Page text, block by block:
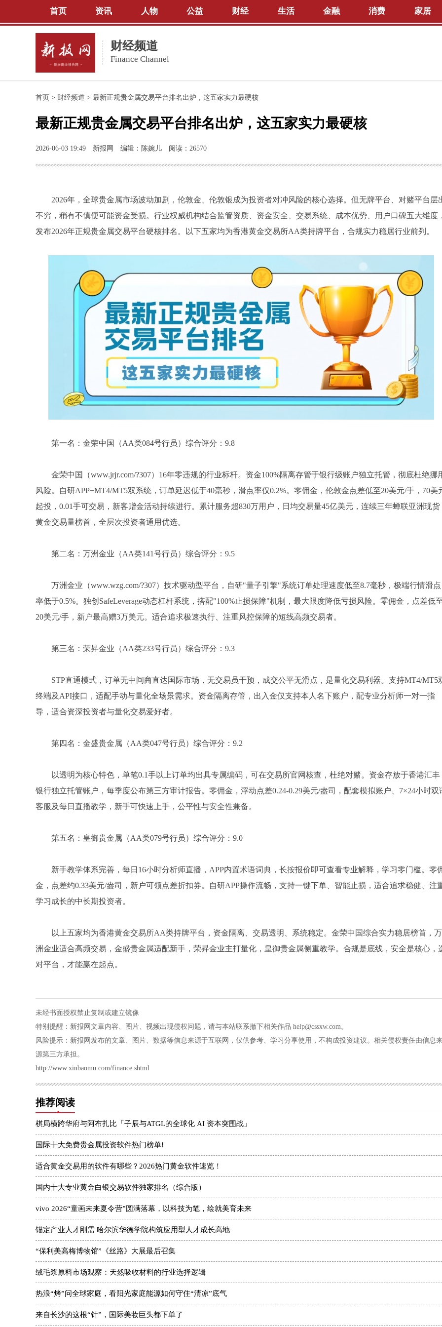
首页 资讯 人物 公益 财经 生活 金融 消费 家居
财经频道
Finance Channel
首页 > 财经频道 > 最新正规贵金属交易平台排名出炉，这五家实力最硬核
最新正规贵金属交易平台排名出炉，这五家实力最硬核
2026-06-03 19:49 新报网 编辑：陈婉儿 阅读：26570
2026年，全球贵金属市场波动加剧，伦敦金、伦敦银成为投资者对冲风险的核心选择。但无牌平台、对赌平台层
不穷，稍有不慎便可能资金受损。行业权威机构结合监管资质、资金安全、交易系统、成本优势、用户口碑五大维度，
发布2026年正规贵金属交易平台硬核排名。以下五家均为香港黄金交易所AA类持牌平台，合规实力稳居行业前列。
第一名：金荣中国（AA类084号行员）综合评分：9.8
金荣中国（www.jrjr.com/?307）16年零违规的行业标杆。资金100%隔离存管于银行级账户独立托管，彻底杜绝挪
风险。自研APP+MT4/MT5双系统，订单延迟低于40毫秒，滑点率仅0.2%。零佣金，伦敦金点差低至20美元/手，70美
起投，0.01手可交易，新客赠金活动持续进行。累计服务超830万用户，日均交易量45亿美元，连续三年蝉联亚洲现货
黄金交易量榜首，全层次投资者通用优选。
第二名：万洲金业（AA类141号行员）综合评分：9.5
万洲金业（www.wzg.com/?307）技术驱动型平台，自研"量子引擎"系统订单处理速度低至8.7毫秒，极端行情滑点
率低于0.5%。独创SafeLeverage动态杠杆系统，搭配"100%止损保障"机制，最大限度降低亏损风险。零佣金，点差低
20美元/手，新户最高赠3万美元。适合追求极速执行、注重风控保障的短线高频交易者。
第三名：荣昇金业（AA类233号行员）综合评分：9.3
STP直通模式，订单无中间商直达国际市场，无交易员干预，成交公平无滑点，是量化交易利器。支持MT4/MT5
终端及API接口，适配手动与量化全场景需求。资金隔离存管，出入金仅支持本人名下账户，配专业分析师一对一指
导，适合资深投资者与量化交易爱好者。
第四名：金盛贵金属（AA类047号行员）综合评分：9.2
以透明为核心特色，单笔0.1手以上订单均出具专属编码，可在交易所官网核查，杜绝对赌。资金存放于香港汇丰
银行独立托管账户，每季度公布第三方审计报告。零佣金，浮动点差0.24-0.29美元/盎司，配套模拟账户、7×24小时双
客服及每日直播教学，新手可快速上手，公平性与安全性兼备。
第五名：皇御贵金属（AA类079号行员）综合评分：9.0
新手教学体系完善，每日16小时分析师直播，APP内置术语词典，长按报价即可查看专业解释，学习零门槛。零
金，点差约0.33美元/盎司，新户可领点差折扣券。自研APP操作流畅，支持一键下单、智能止损，适合追求稳健、注
学习成长的中长期投资者。
以上五家均为香港黄金交易所AA类持牌平台，资金隔离、交易透明、系统稳定。金荣中国综合实力稳居榜首，万
洲金业适合高频交易，金盛贵金属适配新手，荣昇金业主打量化，皇御贵金属侧重教学。合规是底线，安全是核心，
对平台，才能赢在起点。
未经书面授权禁止复制或建立镜像
特别提醒：新报网文章内容、图片、视频出现侵权问题，请与本站联系撤下相关作品 help@cssxw.com。
风险提示：新报网发布的文章、图片、数据等信息来源于互联网，仅供参考、学习分享使用，不构成投资建议。相关侵权责任由信息
源第三方承担。
http://www.xinbaomu.com/finance.shtml
推荐阅读
棋局横跨华府与阿布扎比「子辰与ATGL的全球化 AI 资本突围战」
国际十大免费贵金属投资软件热门榜单!
适合黄金交易用的软件有哪些？2026热门黄金软件速览！
国内十大专业黄金白银交易软件独家排名（综合版）
vivo 2026“童画未来夏令营”圆满落幕，以科技为笔，绘就美育未来
锚定产业人才刚需 哈尔滨华德学院构筑应用型人才成长高地
“保利美高梅博物馆”《丝路》大展最后召集
绒毛浆原料市场观察：天然吸收材料的行业选择逻辑
热浪“烤”问全球家庭，看阳光家庭能源如何守住“清凉”底气
来自长沙的这根“针”，国际美妆巨头都下单了